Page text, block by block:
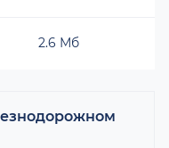
2.6 Мб